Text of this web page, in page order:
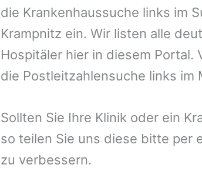
die Krankenhaussuche links im
Krampnitz ein. Wir listen alle
Hospitäler hier in diesem
die Postleitzahlensuche links im
Sollten Sie Ihre Klinik oder ein
so teilen Sie uns diese bitte per
zu verbessern.